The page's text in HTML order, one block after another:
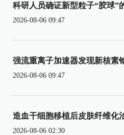
科研人员确证新型粒子“胶球”
2026-08-06 09:47
强流重离子加速器发现新核素
2026-08-06 09:47
造血干细胞移植后皮肤纤维化
2026-08-06 02:30